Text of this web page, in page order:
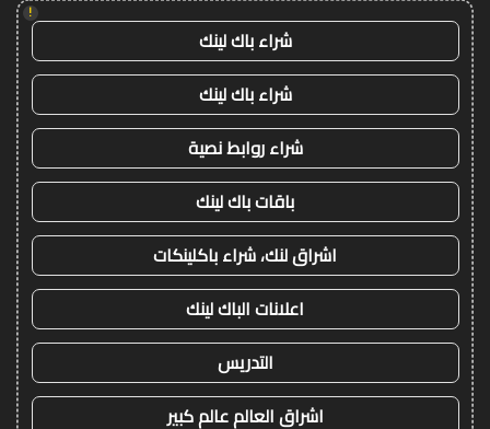
!
شراء باك لينك
شراء باك لينك
شراء روابط نصية
باقات باك لينك
اشراق لنك، شراء باكلينكات
اعلانات الباك لينك
التدريس
اشراق العالم عالم كبير